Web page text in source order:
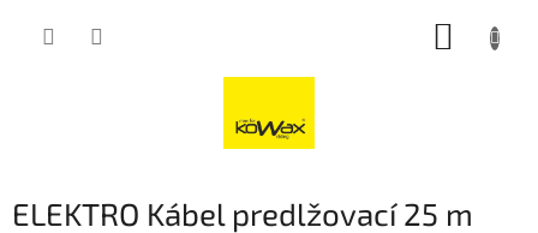
ELEKTRO Kábel predlžovací 25 m